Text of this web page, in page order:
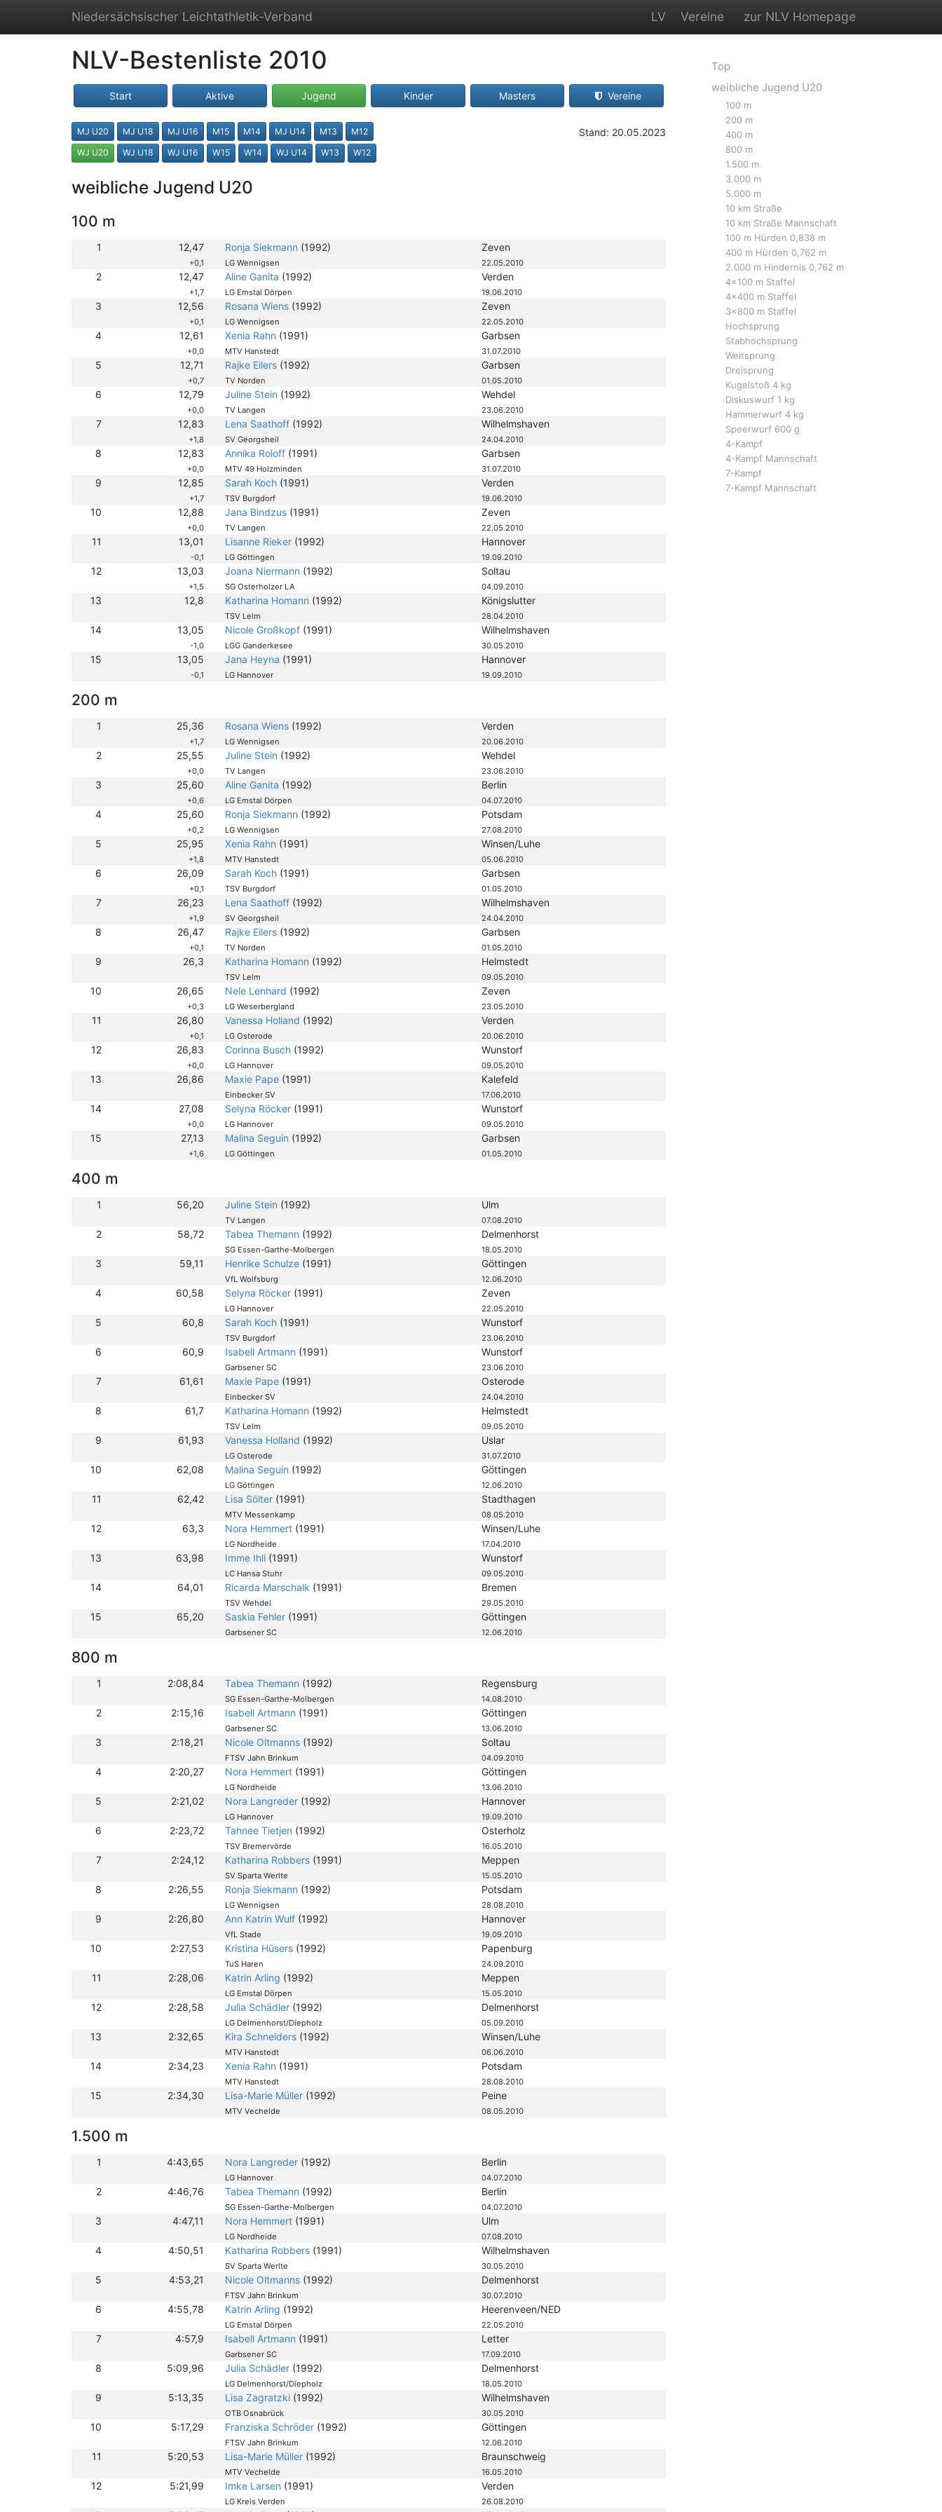
Niedersächsischer Leichtathletik-Verband LV Vereine zur NLV Homepage
NLV-Bestenliste 2010
Start Aktive Jugend Kinder Masters Vereine
Stand: 20.05.2023
MJ U20 MJ U18 MJ U16 M15 M14 MJ U14 M13 M12
WJ U20 WJ U18 WJ U16 W15 W14 WJ U14 W13 W12
weibliche Jugend U20
100 m
1 12,47
+0,1
Ronja Siekmann (1992)
LG Wennigsen
Zeven
22.05.2010
2 12,47
+1,7
Aline Ganita (1992)
LG Emstal Dörpen
Verden
19.06.2010
3 12,56
+0,1
Rosana Wiens (1992)
LG Wennigsen
Zeven
22.05.2010
4 12,61
+0,0
Xenia Rahn (1991)
MTV Hanstedt
Garbsen
31.07.2010
5 12,71
+0,7
Rajke Eilers (1992)
TV Norden
Garbsen
01.05.2010
6 12,79
+0,0
Juline Stein (1992)
TV Langen
Wehdel
23.06.2010
7 12,83
+1,8
Lena Saathoff (1992)
SV Georgsheil
Wilhelmshaven
24.04.2010
8 12,83
+0,0
Annika Roloff (1991)
MTV 49 Holzminden
Garbsen
31.07.2010
9 12,85
+1,7
Sarah Koch (1991)
TSV Burgdorf
Verden
19.06.2010
10 12,88
+0,0
Jana Bindzus (1991)
TV Langen
Zeven
22.05.2010
11 13,01
-0,1
Lisanne Rieker (1992)
LG Göttingen
Hannover
19.09.2010
12 13,03
+1,5
Joana Niermann (1992)
SG Osterholzer LA
Soltau
04.09.2010
13 12,8 Katharina Homann (1992)
TSV Lelm
Königslutter
28.04.2010
14 13,05
-1,0
Nicole Großkopf (1991)
LGG Ganderkesee
Wilhelmshaven
30.05.2010
15 13,05
-0,1
Jana Heyna (1991)
LG Hannover
Hannover
19.09.2010
200 m
1 25,36
+1,7
Rosana Wiens (1992)
LG Wennigsen
Verden
20.06.2010
2 25,55
+0,0
Juline Stein (1992)
TV Langen
Wehdel
23.06.2010
3 25,60
+0,6
Aline Ganita (1992)
LG Emstal Dörpen
Berlin
04.07.2010
4 25,60
+0,2
Ronja Siekmann (1992)
LG Wennigsen
Potsdam
27.08.2010
5 25,95
+1,8
Xenia Rahn (1991)
MTV Hanstedt
Winsen/Luhe
05.06.2010
6 26,09
+0,1
Sarah Koch (1991)
TSV Burgdorf
Garbsen
01.05.2010
7 26,23
+1,9
Lena Saathoff (1992)
SV Georgsheil
Wilhelmshaven
24.04.2010
8 26,47
+0,1
Rajke Eilers (1992)
TV Norden
Garbsen
01.05.2010
9 26,3 Katharina Homann (1992)
TSV Lelm
Helmstedt
09.05.2010
10 26,65
+0,3
Nele Lenhard (1992)
LG Weserbergland
Zeven
23.05.2010
11 26,80
+0,1
Vanessa Holland (1992)
LG Osterode
Verden
20.06.2010
12 26,83
+0,0
Corinna Busch (1992)
LG Hannover
Wunstorf
09.05.2010
13 26,86 Maxie Pape (1991)
Einbecker SV
Kalefeld
17.06.2010
14 27,08
+0,0
Selyna Röcker (1991)
LG Hannover
Wunstorf
09.05.2010
15 27,13
+1,6
Malina Seguin (1992)
LG Göttingen
Garbsen
01.05.2010
400 m
1 56,20 Juline Stein (1992)
TV Langen
Ulm
07.08.2010
2 58,72 Tabea Themann (1992)
SG Essen-Garthe-Molbergen
Delmenhorst
18.05.2010
3 59,11 Henrike Schulze (1991)
VfL Wolfsburg
Göttingen
12.06.2010
4 60,58 Selyna Röcker (1991)
LG Hannover
Zeven
22.05.2010
5 60,8 Sarah Koch (1991)
TSV Burgdorf
Wunstorf
23.06.2010
6 60,9 Isabell Artmann (1991)
Garbsener SC
Wunstorf
23.06.2010
7 61,61 Maxie Pape (1991)
Einbecker SV
Osterode
24.04.2010
8 61,7 Katharina Homann (1992)
TSV Lelm
Helmstedt
09.05.2010
9 61,93 Vanessa Holland (1992)
LG Osterode
Uslar
31.07.2010
10 62,08 Malina Seguin (1992)
LG Göttingen
Göttingen
12.06.2010
11 62,42 Lisa Sölter (1991)
MTV Messenkamp
Stadthagen
08.05.2010
12 63,3 Nora Hemmert (1991)
LG Nordheide
Winsen/Luhe
17.04.2010
13 63,98 Imme Ihli (1991)
LC Hansa Stuhr
Wunstorf
09.05.2010
14 64,01 Ricarda Marschalk (1991)
TSV Wehdel
Bremen
29.05.2010
15 65,20 Saskia Fehler (1991)
Garbsener SC
Göttingen
12.06.2010
800 m
1 2:08,84 Tabea Themann (1992)
SG Essen-Garthe-Molbergen
Regensburg
14.08.2010
2 2:15,16 Isabell Artmann (1991)
Garbsener SC
Göttingen
13.06.2010
3 2:18,21 Nicole Oltmanns (1992)
FTSV Jahn Brinkum
Soltau
04.09.2010
4 2:20,27 Nora Hemmert (1991)
LG Nordheide
Göttingen
13.06.2010
5 2:21,02 Nora Langreder (1992)
LG Hannover
Hannover
19.09.2010
6 2:23,72 Tahnee Tietjen (1992)
TSV Bremervörde
Osterholz
16.05.2010
7 2:24,12 Katharina Robbers (1991)
SV Sparta Werlte
Meppen
15.05.2010
8 2:26,55 Ronja Siekmann (1992)
LG Wennigsen
Potsdam
28.08.2010
9 2:26,80 Ann Katrin Wulf (1992)
VfL Stade
Hannover
19.09.2010
10 2:27,53 Kristina Hüsers (1992)
TuS Haren
Papenburg
24.09.2010
11 2:28,06 Katrin Arling (1992)
LG Emstal Dörpen
Meppen
15.05.2010
12 2:28,58 Julia Schädler (1992)
LG Delmenhorst/Diepholz
Delmenhorst
05.09.2010
13 2:32,65 Kira Schneiders (1992)
MTV Hanstedt
Winsen/Luhe
06.06.2010
14 2:34,23 Xenia Rahn (1991)
MTV Hanstedt
Potsdam
28.08.2010
15 2:34,30 Lisa-Marie Müller (1992)
MTV Vechelde
Peine
08.05.2010
1.500 m
1 4:43,65 Nora Langreder (1992)
LG Hannover
Berlin
04.07.2010
2 4:46,76 Tabea Themann (1992)
SG Essen-Garthe-Molbergen
Berlin
04.07.2010
3 4:47,11 Nora Hemmert (1991)
LG Nordheide
Ulm
07.08.2010
4 4:50,51 Katharina Robbers (1991)
SV Sparta Werlte
Wilhelmshaven
30.05.2010
5 4:53,21 Nicole Oltmanns (1992)
FTSV Jahn Brinkum
Delmenhorst
30.07.2010
6 4:55,78 Katrin Arling (1992)
LG Emstal Dörpen
Heerenveen/NED
22.05.2010
7 4:57,9 Isabell Artmann (1991)
Garbsener SC
Letter
17.09.2010
8 5:09,96 Julia Schädler (1992)
LG Delmenhorst/Diepholz
Delmenhorst
18.05.2010
9 5:13,35 Lisa Zagratzki (1992)
OTB Osnabrück
Wilhelmshaven
30.05.2010
10 5:17,29 Franziska Schröder (1992)
FTSV Jahn Brinkum
Göttingen
12.06.2010
11 5:20,53 Lisa-Marie Müller (1992)
MTV Vechelde
Braunschweig
16.05.2010
12 5:21,99 Imke Larsen (1991)
LG Kreis Verden
Verden
26.08.2010
Top
weibliche Jugend U20
100 m
200 m
400 m
800 m
1.500 m
3.000 m
5.000 m
10 km Straße
10 km Straße Mannschaft
100 m Hürden 0,838 m
400 m Hürden 0,762 m
2.000 m Hindernis 0,762 m
4x100 m Staffel
4x400 m Staffel
3x800 m Staffel
Hochsprung
Stabhochsprung
Weitsprung
Dreisprung
Kugelstoß 4 kg
Diskuswurf 1 kg
Hammerwurf 4 kg
Speerwurf 600 g
4-Kampf
4-Kampf Mannschaft
7-Kampf
7-Kampf Mannschaft